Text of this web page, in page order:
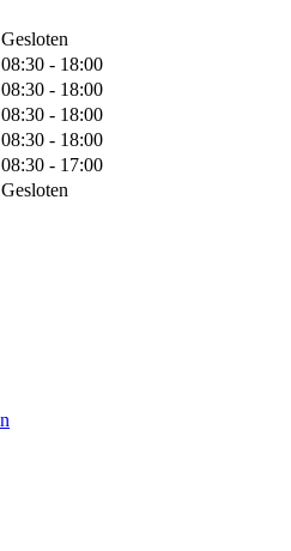
Gesloten
08:30 - 18:00
08:30 - 18:00
08:30 - 18:00
08:30 - 18:00
08:30 - 17:00
Gesloten